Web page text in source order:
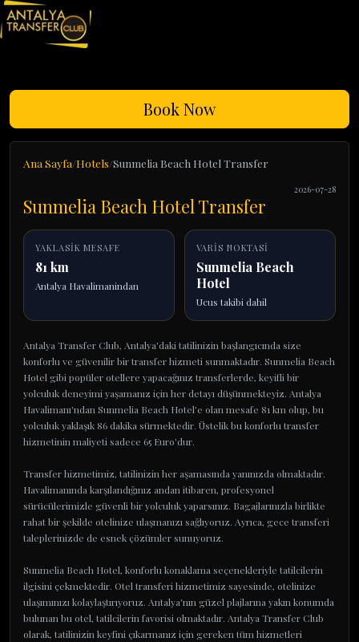
Book Now
Ana Sayfa Hotels Sunmelia Beach Hotel Transfer
2026-07-28
Sunmelia Beach Hotel Transfer
YAKLASIK MESAFE
81 km
Antalya Havalimanindan
VARIS NOKTASI
Sunmelia Beach
Hotel
Ucus takibi dahil
Antalya Transfer Club, Antalya'daki tatilinizin başlangıcında size
konforlu ve güvenilir bir transfer hizmeti sunmaktadır. Sunmelia Beach
Hotel gibi popüler otellere yapacağınız transferlerde, keyifli bir
yolculuk deneyimi yaşamanız için her detayı düşünmekteyiz. Antalya
Havalimanı'ndan Sunmelia Beach Hotel'e olan mesafe 81 km olup, bu
yolculuk yaklaşık 86 dakika sürmektedir. Üstelik bu konforlu transfer
hizmetinin maliyeti sadece 65 Euro'dur.
Transfer hizmetimiz, tatilinizin her aşamasında yanınızda olmaktadır.
Havalimanında karşılandığınız andan itibaren, profesyonel
sürücülerimizle güvenli bir yolculuk yaparsınız. Bagajlarınızla birlikte
rahat bir şekilde otelinize ulaşmanızı sağlıyoruz. Ayrıca, gece transferi
taleplerinizde de esnek çözümler sunuyoruz.
Sunmelia Beach Hotel, konforlu konaklama seçenekleriyle tatilcilerin
ilgisini çekmektedir. Otel transferi hizmetimiz sayesinde, otelinize
ulaşımınızı kolaylaştırıyoruz. Antalya'nın güzel plajlarına yakın konumda
bulunan bu otel, tatilcilerin favorisi olmaktadır. Antalya Transfer Club
olarak, tatilinizin keyfini çıkarmanız için gereken tüm hizmetleri